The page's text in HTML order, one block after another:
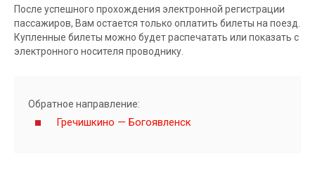
После успешного прохождения электронной регистрации
пассажиров, Вам остается только оплатить билеты на поезд.
Купленные билеты можно будет распечатать или показать с
электронного носителя проводнику.
Обратное направление:
Гречишкино — Богоявленск